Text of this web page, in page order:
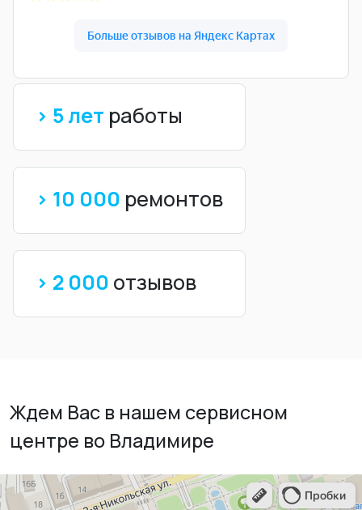
> 5 лет работы
> 10 000 ремонтов
> 2 000 отзывов
Ждем Вас в нашем сервисном
центре во Владимире